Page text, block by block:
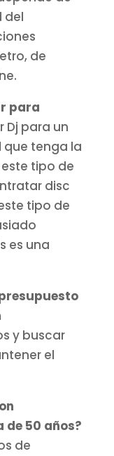
del
de
para
Dj para un
que tenga la
tipo de
disc
tipo de
es una
y buscar
el
50 años?
de